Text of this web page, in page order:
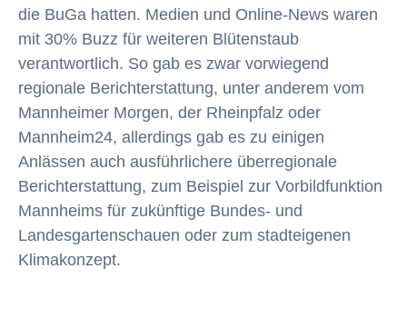
die BuGa hatten. Medien und Online-News waren
mit 30% Buzz für weiteren Blütenstaub
verantwortlich. So gab es zwar vorwiegend
regionale Berichterstattung, unter anderem vom
Mannheimer Morgen, der Rheinpfalz oder
Mannheim24, allerdings gab es zu einigen
Anlässen auch ausführlichere überregionale
Berichterstattung, zum Beispiel zur Vorbildfunktion
Mannheims für zukünftige Bundes- und
Landesgartenschauen oder zum stadteigenen
Klimakonzept.